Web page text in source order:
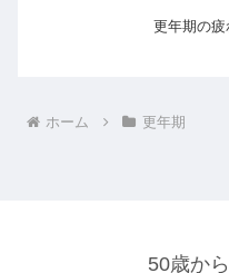
更年期の
ホーム 更年期
50歳か